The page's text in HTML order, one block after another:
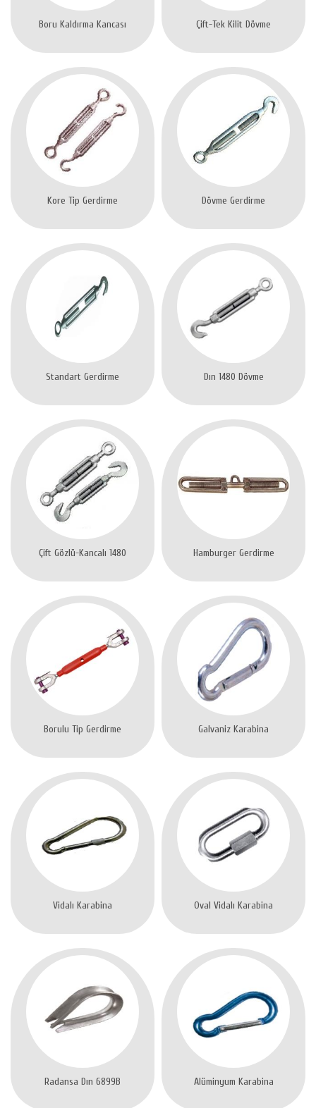
Boru Kaldırma Kancası Çift-Tek Kilit Dövme
Kore Tip Gerdirme Dövme Gerdirme
Standart Gerdirme Dın 1480 Dövme
Çift Gözlü-Kancalı 1480 Hamburger Gerdirme
Borulu Tip Gerdirme Galvaniz Karabina
Vidalı Karabina Oval Vidalı Karabina
Radansa Dın 6899B Alüminyum Karabina